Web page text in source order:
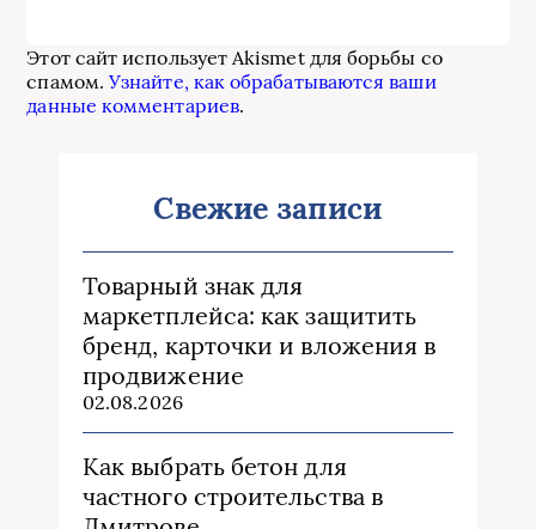
Этот сайт использует Akismet для борьбы со
спамом.Узнайте, как обрабатываются ваши
данные комментариев.
Свежие записи
Товарный знак для
маркетплейса: как защитить
бренд, карточки и вложения в
продвижение
02.08.2026
Как выбрать бетон для
частного строительства в